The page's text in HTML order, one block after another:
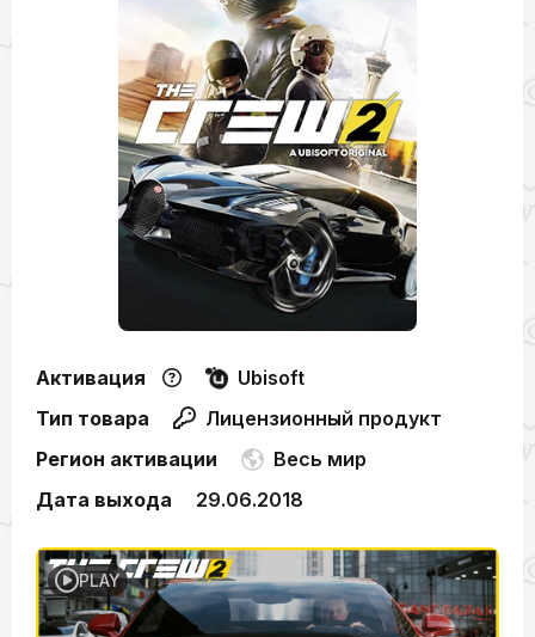
Активация
Ubisoft
Тип товара
Лицензионный продукт
Регион активации
Весь мир
Дата выхода
29.06.2018
PLAY